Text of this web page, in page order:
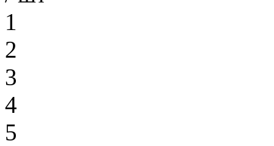
1
2
3
4
5